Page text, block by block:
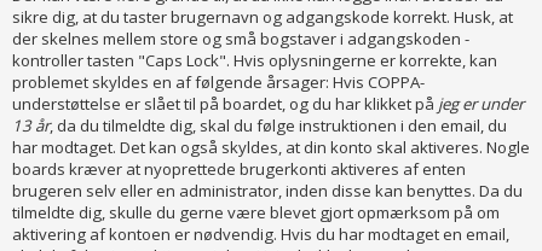
sikre dig, at du taster brugernavn og adgangskode korrekt. Husk, at
der skelnes mellem store og små bogstaver i adgangskoden -
kontroller tasten "Caps Lock". Hvis oplysningerne er korrekte, kan
problemet skyldes en af følgende årsager: Hvis COPPA-
understøttelse er slået til på boardet, og du har klikket på jeg er under
13 år, da du tilmeldte dig, skal du følge instruktionen i den email, du
har modtaget. Det kan også skyldes, at din konto skal aktiveres. Nogle
boards kræver at nyoprettede brugerkonti aktiveres af enten
brugeren selv eller en administrator, inden disse kan benyttes. Da du
tilmeldte dig, skulle du gerne være blevet gjort opmærksom på om
aktivering af kontoen er nødvendig. Hvis du har modtaget en email,